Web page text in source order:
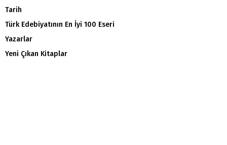
Tarih
Türk Edebiyatının En İyi 100 Eseri
Yazarlar
Yeni Çıkan Kitaplar